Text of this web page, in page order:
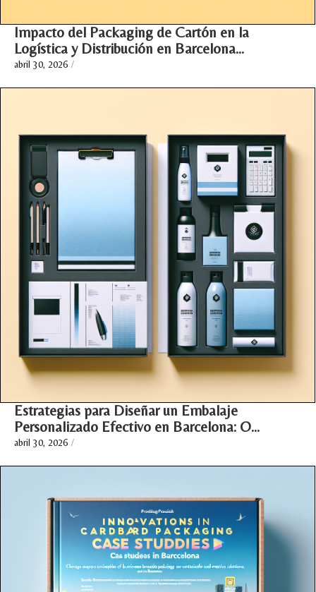
Impacto del Packaging de Cartón en la
Logística y Distribución en Barcelona…
abril 30, 2026 /
Estrategias para Diseñar un Embalaje
Personalizado Efectivo en Barcelona: O…
abril 30, 2026 /